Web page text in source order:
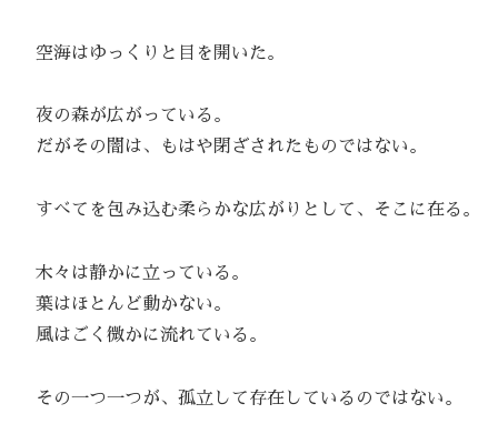
空海はゆっくりと目を開いた。
夜の森が広がっている。
だがその闇は、もはや閉ざされたものではない。
すべてを包み込む柔らかな広がりとして、そこに在る。
木々は静かに立っている。
葉はほとんど動かない。
風はごく微かに流れている。
その一つ一つが、孤立して存在しているのではない。